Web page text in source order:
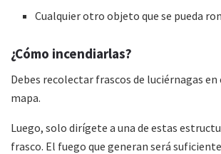
Cualquier otro objeto que se pueda
¿Cómo incendiarlas?
Debes recolectar frascos de luciérnagas
mapa.
Luego, solo dirígete a una de estas
frasco. El fuego que generan será